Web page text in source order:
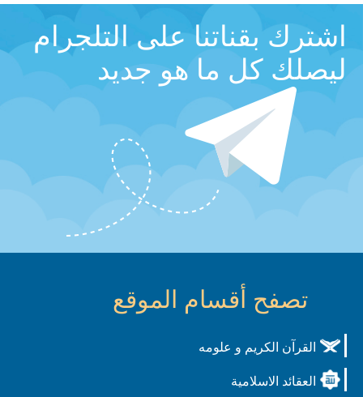
اشترك بقناتنا على التلجرام
ليصلك كل ما هو جديد
تصفح أقسام الموقع
القرآن الكريم و علومه
العقائد الاسلامية